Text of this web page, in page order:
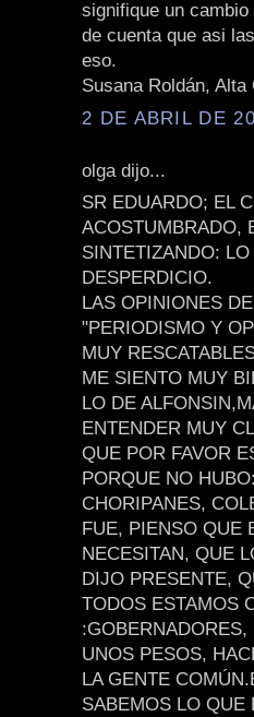
signifique un
de cuenta que asi
eso.
Susana Roldán, Alta
2 DE ABRIL DE
olga dijo...
SR EDUARDO; EL
ACOSTUMBRADO,
SINTETIZANDO:
DESPERDICIO.
LAS OPINIONES
"PERIODISMO Y
MUY
ME SIENTO MUY
LO DE
ENTENDER MUY
QUE POR FAVOR
PORQUE NO HUBO:
CHORIPANES,
FUE, PIENSO QUE
NECESITAN, QUE
DIJO PRESENTE,
TODOS ESTAMOS
UNOS PESOS,
LA GENTE
SABEMOS LO QUE